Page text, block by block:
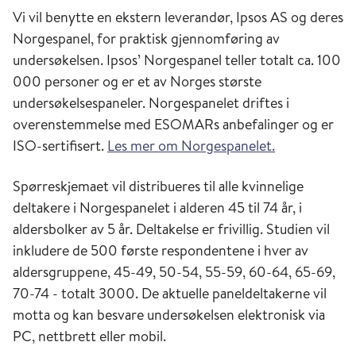
Vi vil benytte en ekstern leverandør, Ipsos AS og deres
Norgespanel, for praktisk gjennomføring av
undersøkelsen. Ipsos’ Norgespanel teller totalt ca. 100
000 personer og er et av Norges største
undersøkelsespaneler. Norgespanelet driftes i
overenstemmelse med ESOMARs anbefalinger og er
ISO-sertifisert. Les mer om Norgespanelet.
Spørreskjemaet vil distribueres til alle kvinnelige
deltakere i Norgespanelet i alderen 45 til 74 år, i
aldersbolker av 5 år. Deltakelse er frivillig. Studien vil
inkludere de 500 første respondentene i hver av
aldersgruppene, 45-49, 50-54, 55-59, 60-64, 65-69,
70-74 - totalt 3000. De aktuelle paneldeltakerne vil
motta og kan besvare undersøkelsen elektronisk via
PC, nettbrett eller mobil.